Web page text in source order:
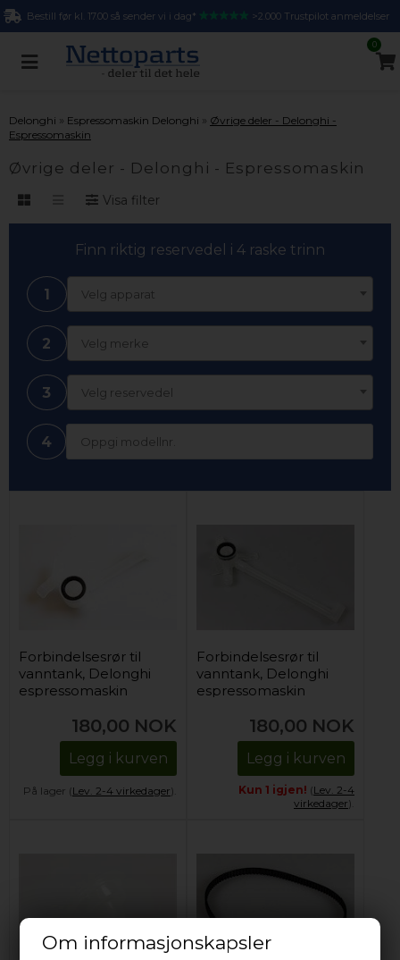
Om informasjonskapsler
Bestill før kl. 17.00 så sender vi i dag* >2.000 Trustpilot anmeldelser
0
Delonghi » Espressomaskin Delonghi » Øvrige deler - Delonghi -
Espressomaskin
Øvrige deler - Delonghi - Espressomaskin
Visa filter
Finn riktig reservedel i 4 raske trinn
1 Velg apparat
2 Velg merke
3 Velg reservedel
4
Forbindelsesrør til
vanntank, Delonghi
espressomaskin
180,00 NOK
Legg i kurven
På lager (Lev. 2-4 virkedager).
Forbindelsesrør til
vanntank, Delonghi
espressomaskin
180,00 NOK
Legg i kurven
Kun 1 igjen! (Lev. 2-4
virkedager).